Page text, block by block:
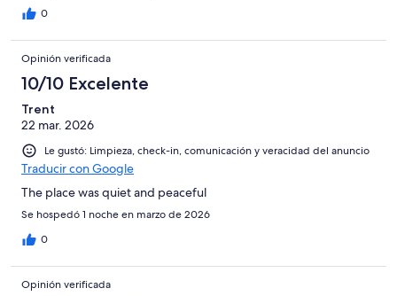
0
Opinión verificada
10/10 Excelente
Trent
22 mar. 2026
Le gustó: Limpieza, check-in, comunicación y veracidad del anuncio
Traducir con Google
The place was quiet and peaceful
Se hospedó 1 noche en marzo de 2026
0
Opinión verificada